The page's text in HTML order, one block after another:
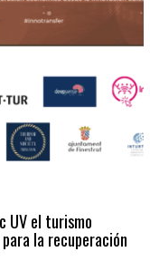
UV el turismo
la recuperación